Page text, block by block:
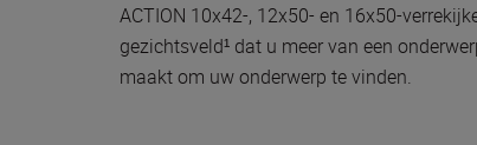
ACTION 10x42-, 12x50- en 16x50-
gezichtsveld¹ dat u meer van een
maakt om uw onderwerp te vinden.